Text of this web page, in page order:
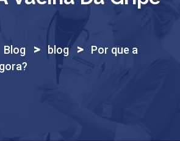
Blog > blog >
Por que a